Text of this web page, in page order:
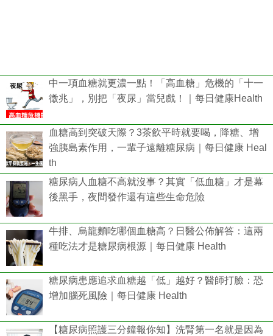
中一項血糖就更濃一點！「高血糖」危機的「十一
徵兆」，別把「夜尿」當兒戲！｜每日健康Health
血糖高到突破天際？3茶飲平時就要喝，降糖、增
強胰島素作用，一輩子遠離糖尿病｜每日健康 Heal
th
糖尿病人血糖不高就沒事？其實「低血糖」才是幕
後黑手，夜間發作還有這些生命危險
牛排、烏龍麵吃哪個血糖高？日醫公佈解答：這兩
種吃法才是糖尿病根源｜每日健康 Health
糖尿病患應追求血糖越「低」越好？醫師打臉：恐
增加腦死風險｜每日健康 Health
【糖尿病照護三分鐘報你知】洗腎第一名就是因為